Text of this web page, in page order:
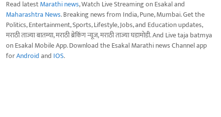
Read latestMarathi news, Watch Live Streaming on Esakal and
Maharashtra News. Breaking news from India, Pune, Mumbai. Get the
Politics, Entertainment, Sports, Lifestyle, Jobs, and Education updates,
मराठी ताज्या बातम्या, मराठी ब्रेकिंग न्यूज, मराठी ताज्या घडामोडी. And Live taja batmya
on Esakal Mobile App. Download the Esakal Marathi news Channel app
forAndroidand IOS.